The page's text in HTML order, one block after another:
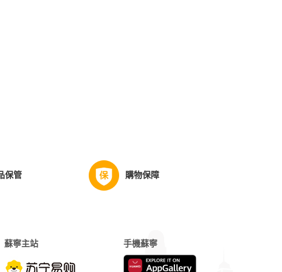
保管 購物保障
蘇寧主站 手機蘇寧